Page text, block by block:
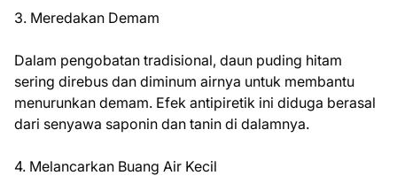
3. Meredakan Demam
Dalam pengobatan tradisional, daun puding hitam
sering direbus dan diminum airnya untuk membantu
menurunkan demam. Efek antipiretik ini diduga berasal
dari senyawa saponin dan tanin di dalamnya.
4. Melancarkan Buang Air Kecil